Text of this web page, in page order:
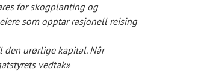
for skogplanting og
som opptar rasjonell reising
den urørlige kapital. Når
vedtak»